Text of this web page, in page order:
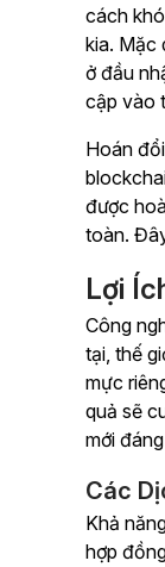
cách
kia. Mặc
ở đầu
cập vào
Hoán
được
toàn.
Lợi
Công
tại, thế
mực
quả sẽ
mới
Các
Khả
hợp